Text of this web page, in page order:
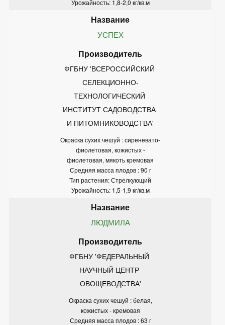
Урожайность: 1,8-2,0 кг/кв.м
УСПЕХ
ФГБНУ 'ВСЕРОССИЙСКИЙ
СЕЛЕКЦИОННО-
ТЕХНОЛОГИЧЕСКИЙ
ИНСТИТУТ САДОВОДСТВА
И ПИТОМНИКОВОДСТВА'
Окраска сухих чешуй : сиреневато-
фиолетовая, кожистых -
фиолетовая, мякоть кремовая
Средняя масса плодов : 90 г
Тип растения: Стрелкующий
Урожайность: 1,5-1,9 кг/кв.м
ЛЮДМИЛА
ФГБНУ 'ФЕДЕРАЛЬНЫЙ
НАУЧНЫЙ ЦЕНТР
ОВОЩЕВОДСТВА'
Окраска сухих чешуй : белая,
кожистых - кремовая
Средняя масса плодов : 63 г